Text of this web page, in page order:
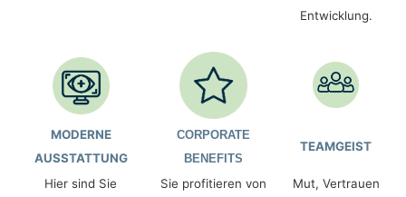
Entwicklung.
MODERNE
AUSSTATTUNG
CORPORATE
BENEFITS
TEAMGEIST
Hier sind Sie
Sie profitieren von
Mut, Vertrauen